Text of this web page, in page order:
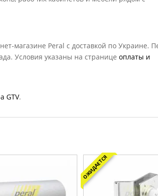
магазине Peral с доставкой по Украине.
Условия указаны на страницеоплаты и
GTV.
ОЖИДАЕТСЯ